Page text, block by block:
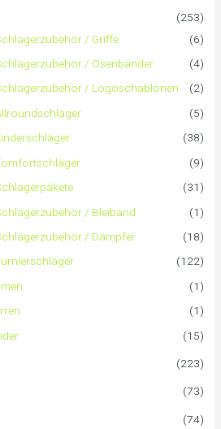
(253)
/ Griffe
(6)
/ Ösenbänder
(4)
/ Logoschablonen
(2)
(5)
(38)
(9)
(31)
/ Bleiband
(1)
/ Dämpfer
(18)
(122)
(1)
(1)
(15)
(223)
(73)
(74)
e
i
e
i